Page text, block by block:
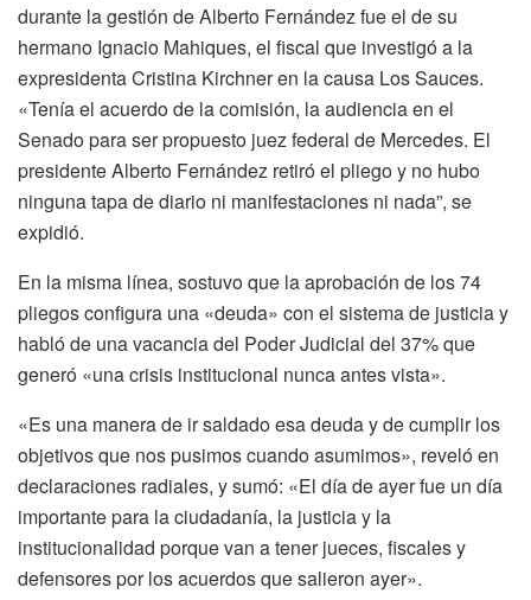
durante la gestión de Alberto Fernández fue el de su
hermano Ignacio Mahiques, el fiscal que investigó a la
expresidenta Cristina Kirchner en la causa Los Sauces.
«Tenía el acuerdo de la comisión, la audiencia en el
Senado para ser propuesto juez federal de Mercedes. El
presidente Alberto Fernández retiró el pliego y no hubo
ninguna tapa de diario ni manifestaciones ni nada”, se
expidió.
En la misma línea, sostuvo que la aprobación de los 74
pliegos configura una «deuda» con el sistema de justicia y
habló de una vacancia del Poder Judicial del 37% que
generó «una crisis institucional nunca antes vista».
«Es una manera de ir saldado esa deuda y de cumplir los
objetivos que nos pusimos cuando asumimos», reveló en
declaraciones radiales, y sumó: «El día de ayer fue un día
importante para la ciudadanía, la justicia y la
institucionalidad porque van a tener jueces, fiscales y
defensores por los acuerdos que salieron ayer».